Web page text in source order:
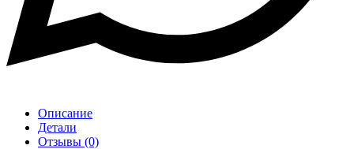
Описание
Детали
Отзывы (0)